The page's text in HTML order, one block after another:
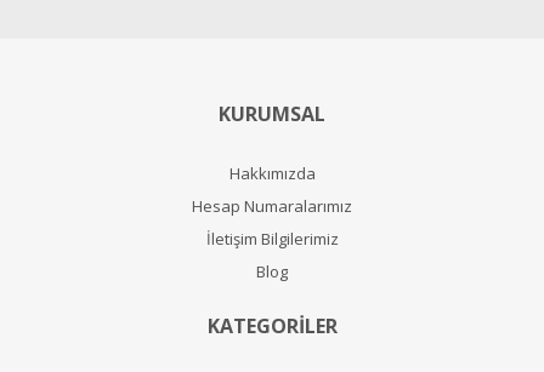
KURUMSAL
Hakkımızda
Hesap Numaralarımız
İletişim Bilgilerimiz
Blog
KATEGORİLER